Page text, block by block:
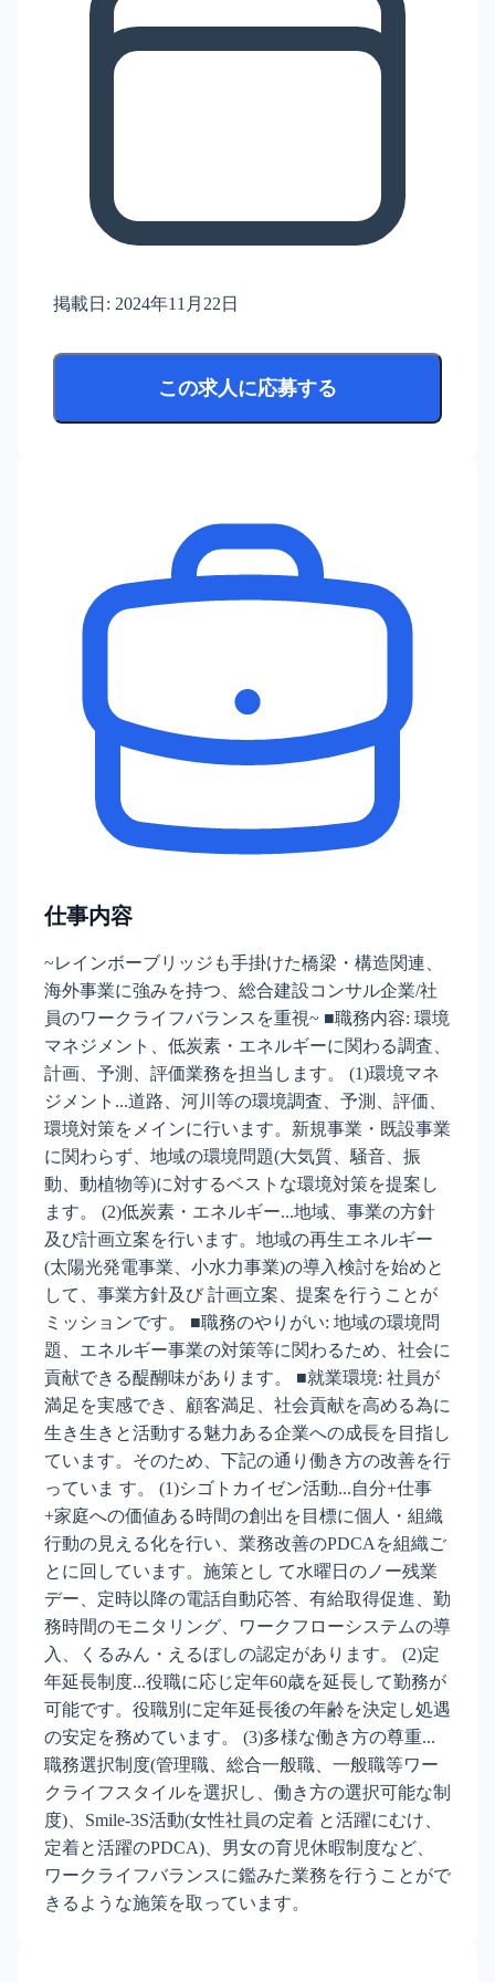
掲載日: 2024年11月22日
この求人に応募する
仕事内容
~レインボーブリッジも手掛けた橋梁・構造関連、
海外事業に強みを持つ、総合建設コンサル企業/社
員のワークライフバランスを重視~ ■職務内容: 環境
マネジメント、低炭素・エネルギーに関わる調査、
計画、予測、評価業務を担当します。 (1)環境マネ
ジメント...道路、河川等の環境調査、予測、評価、
環境対策をメインに行います。新規事業・既設事業
に関わらず、地域の環境問題(大気質、騒音、振
動、動植物等)に対するベストな環境対策を提案し
ます。 (2)低炭素・エネルギー...地域、事業の方針
及び計画立案を行います。地域の再生エネルギー
(太陽光発電事業、小水力事業)の導入検討を始めと
して、事業方針及び 計画立案、提案を行うことが
ミッションです。 ■職務のやりがい: 地域の環境問
題、エネルギー事業の対策等に関わるため、社会に
貢献できる醍醐味があります。 ■就業環境: 社員が
満足を実感でき、顧客満足、社会貢献を高める為に
生き生きと活動する魅力ある企業への成長を目指し
ています。そのため、下記の通り働き方の改善を行
っていま す。 (1)シゴトカイゼン活動...自分+仕事
+家庭への価値ある時間の創出を目標に個人・組織
行動の見える化を行い、業務改善のPDCAを組織ご
とに回しています。施策とし て水曜日のノー残業
デー、定時以降の電話自動応答、有給取得促進、勤
務時間のモニタリング、ワークフローシステムの導
入、くるみん・えるぼしの認定があります。 (2)定
年延長制度...役職に応じ定年60歳を延長して勤務が
可能です。役職別に定年延長後の年齢を決定し処遇
の安定を務めています。 (3)多様な働き方の尊重...
職務選択制度(管理職、総合一般職、一般職等ワー
クライフスタイルを選択し、働き方の選択可能な制
度)、Smile-3S活動(女性社員の定着 と活躍にむけ、
定着と活躍のPDCA)、男女の育児休暇制度など、
ワークライフバランスに鑑みた業務を行うことがで
きるような施策を取っています。